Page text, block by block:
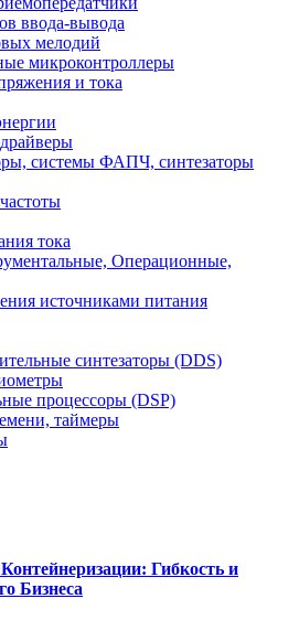
ввода-вывода
мелодий
микроконтроллеры
и тока
системы ФАПЧ, синтезаторы
тока
Операционные,
источниками питания
синтезаторы (DDS)
процессоры (DSP)
таймеры
Гибкость и
Бизнеса